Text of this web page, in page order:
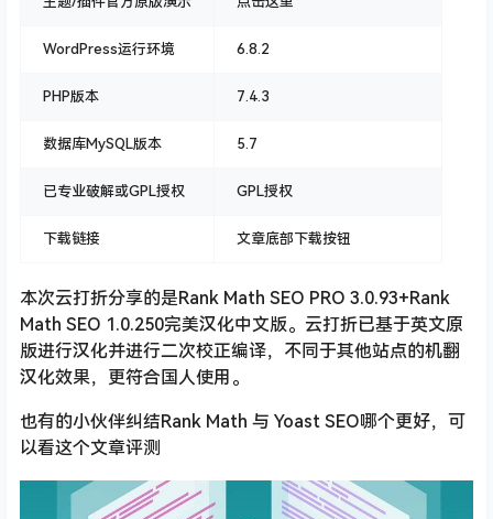
WordPress运行环境 6.8.2
PHP版本 7.4.3
数据库MySQL版本 5.7
已专业破解或GPL授权 GPL授权
下载链接 文章底部下载按钮
本次云打折分享的是Rank Math SEO PRO 3.0.93+Rank
Math SEO 1.0.250完美汉化中文版。云打折已基于英文原
版进行汉化并进行二次校正编译，不同于其他站点的机翻
汉化效果，更符合国人使用。
也有的小伙伴纠结Rank Math 与 Yoast SEO哪个更好，可
以看这个文章评测